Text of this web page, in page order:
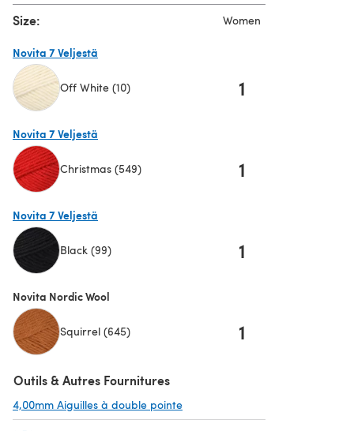
Size: Women
Novita 7 Veljestä
Off White (10) 1
Novita 7 Veljestä
Christmas (549) 1
Novita 7 Veljestä
Black (99) 1
Novita Nordic Wool
Squirrel (645) 1
Outils & Autres Fournitures
4,00mm Aiguilles à double pointe